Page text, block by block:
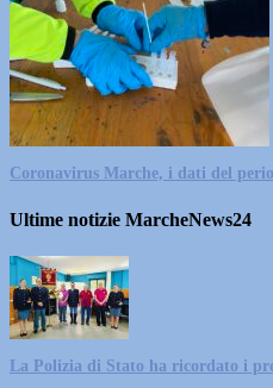
Coronavirus Marche, i dati del
Ultime notizie MarcheNews24
La Polizia di Stato ha ricordato i